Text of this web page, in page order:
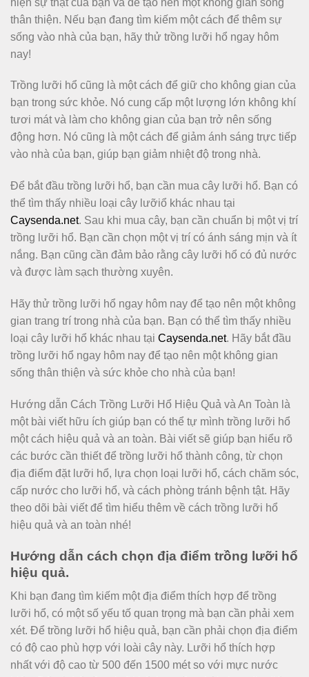
thân thiện. Nếu bạn đang tìm kiếm một cách để thêm sự
sống vào nhà của bạn, hãy thử trồng lưỡi hổ ngay hôm
nay!
Trồng lưỡi hổ cũng là một cách để giữ cho không gian của
bạn trong sức khỏe. Nó cung cấp một lượng lớn không khí
tươi mát và làm cho không gian của bạn trở nên sống
động hơn. Nó cũng là một cách để giảm ánh sáng trực tiếp
vào nhà của bạn, giúp bạn giảm nhiệt độ trong nhà.
Để bắt đầu trồng lưỡi hổ, bạn cần mua cây lưỡi hổ. Bạn có
thể tìm thấy nhiều loại cây lưỡiổ khác nhau tại
Caysenda.net. Sau khi mua cây, bạn cần chuẩn bị một vị trí
trồng lưỡi hổ. Bạn cần chọn một vị trí có ánh sáng mịn và ít
nắng. Bạn cũng cần đảm bảo rằng cây lưỡi hổ có đủ nước
và được làm sạch thường xuyên.
Hãy thử trồng lưỡi hổ ngay hôm nay để tạo nên một không
gian trang trí trong nhà của bạn. Bạn có thể tìm thấy nhiều
loại cây lưỡi hổ khác nhau tại Caysenda.net. Hãy bắt đầu
trồng lưỡi hổ ngay hôm nay để tạo nên một không gian
sống thân thiện và sức khỏe cho nhà của bạn!
Hướng dẫn Cách Trồng Lưỡi Hổ Hiệu Quả và An Toàn là
một bài viết hữu ích giúp bạn có thể tự mình trồng lưỡi hổ
một cách hiệu quả và an toàn. Bài viết sẽ giúp bạn hiểu rõ
các bước cần thiết để trồng lưỡi hổ thành công, từ chọn
địa điểm đặt lưỡi hổ, lựa chọn loại lưỡi hổ, cách chăm sóc,
cấp nước cho lưỡi hổ, và cách phòng tránh bệnh tật. Hãy
theo dõi bài viết để tìm hiểu thêm về cách trồng lưỡi hổ
hiệu quả và an toàn nhé!
Hướng dẫn cách chọn địa điểm trồng lưỡi hổ
hiệu quả.
Khi bạn đang tìm kiếm một địa điểm thích hợp để trồng
lưỡi hổ, có một số yếu tố quan trọng mà bạn cần phải xem
xét. Để trồng lưỡi hổ hiệu quả, bạn cần phải chọn địa điểm
có độ cao phù hợp với loài cây này. Lưỡi hổ thích hợp
nhất với độ cao từ 500 đến 1500 mét so với mực nước